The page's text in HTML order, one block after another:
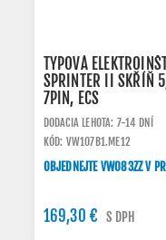
TYPOVÁ
SPRINTER II
7PIN, ECS
DODACIA LEHOTA: 7-14 DNÍ
KÓD: VW107B1.ME12
OBJEDNEJTE VW083ZZ V
169,30 € S DPH